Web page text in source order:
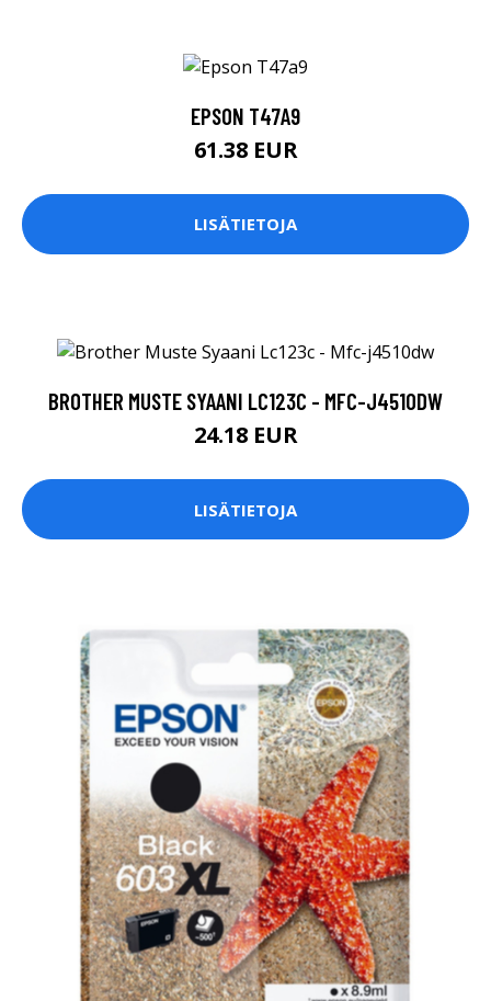
EPSON T47A9
61.38 EUR
LISÄTIETOJA
BROTHER MUSTE SYAANI LC123C - MFC-J4510DW
24.18 EUR
LISÄTIETOJA